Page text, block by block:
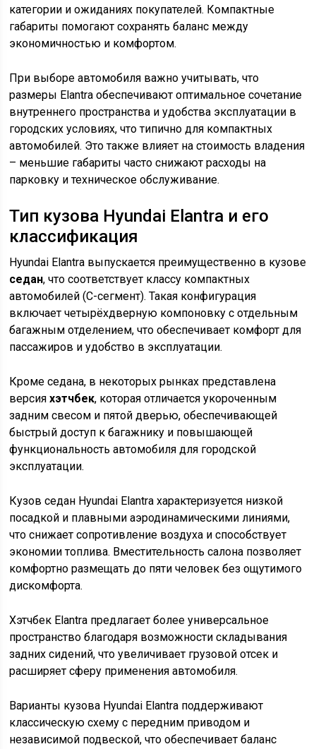
категории и ожиданиях покупателей. Компактные
габариты помогают сохранять баланс между
экономичностью и комфортом.
При выборе автомобиля важно учитывать, что
размеры Elantra обеспечивают оптимальное сочетание
внутреннего пространства и удобства эксплуатации в
городских условиях, что типично для компактных
автомобилей. Это также влияет на стоимость владения
– меньшие габариты часто снижают расходы на
парковку и техническое обслуживание.
Тип кузова Hyundai Elantra и его
классификация
Hyundai Elantra выпускается преимущественно в кузове
седан, что соответствует классу компактных
автомобилей (C-сегмент). Такая конфигурация
включает четырёхдверную компоновку с отдельным
багажным отделением, что обеспечивает комфорт для
пассажиров и удобство в эксплуатации.
Кроме седана, в некоторых рынках представлена
версияхэтчбек, которая отличается укороченным
задним свесом и пятой дверью, обеспечивающей
быстрый доступ к багажнику и повышающей
функциональность автомобиля для городской
эксплуатации.
Кузов седан Hyundai Elantra характеризуется низкой
посадкой и плавными аэродинамическими линиями,
что снижает сопротивление воздуха и способствует
экономии топлива. Вместительность салона позволяет
комфортно размещать до пяти человек без ощутимого
дискомфорта.
Хэтчбек Elantra предлагает более универсальное
пространство благодаря возможности складывания
задних сидений, что увеличивает грузовой отсек и
расширяет сферу применения автомобиля.
Варианты кузова Hyundai Elantra поддерживают
классическую схему с передним приводом и
независимой подвеской, что обеспечивает баланс